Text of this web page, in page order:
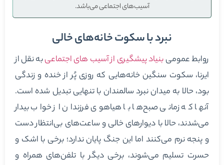
آسیب‌های اجتماعی می‌باشد.
نبرد با سکوت خانه‌های خالی
روابط عمومیبنیاد پیشگیری از آسیب های اجتماعیبه نقل از
ایرنا، سکوت سنگین خانه‌هایی که روزی پُر از خنده و زندگی
بود، حالا به میدان نبرد سالمندان با تنهایی تبدیل شده است.
آنها که زمانی صبح‌ها با هیاهوی فرزندان از خواب بیدار
می‌شدند، حالا با دیوارهای خالی و ساعت‌های بی‌انتظار دست
و پنجه نرم می‌کنند اما این جنگ پایان ندارد؛ برخی با اشک و
حسرت تسلیم می‌شوند، برخی دیگر با تلفن‌های همراه و